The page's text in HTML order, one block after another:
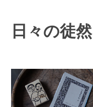
日々の徒然